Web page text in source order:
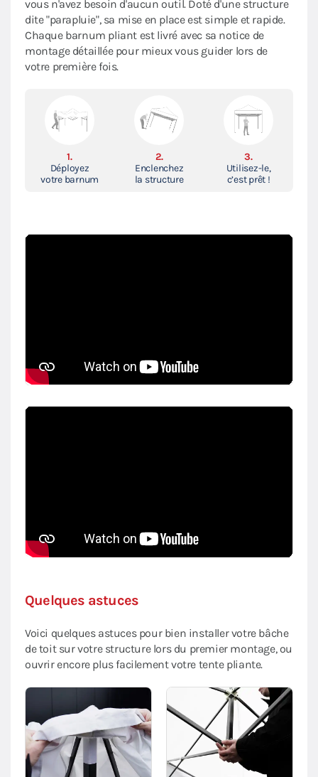
vous n'avez besoin d'aucun outil. Doté d'une structure
dite "parapluie", sa mise en place est simple et rapide.
Chaque barnum pliant est livré avec sa notice de
montage détaillée pour mieux vous guider lors de
votre première fois.
1.
Déployez
votre barnum
2.
Enclenchez
la structure
3.
Utilisez-le,
c’est prêt !
Quelques astuces
Voici quelques astuces pour bien installer votre bâche
de toit sur votre structure lors du premier montage, ou
ouvrir encore plus facilement votre tente pliante.